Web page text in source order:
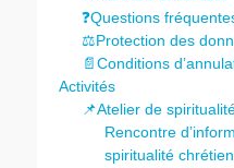
❓Questions
⚖️Protection des
📄Conditions
Activités
📌Atelier de
Rencontre
spiritualité